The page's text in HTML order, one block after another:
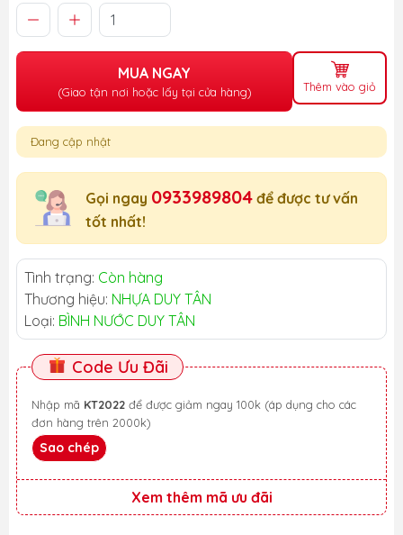
MUA NGAY
(Giao tận nơi hoặc lấy tại cửa hàng) Thêm vào giỏ
Đang cập nhật
Gọi ngay 0933989804 để được tư vấn
tốt nhất!
Tình trạng: Còn hàng
Thương hiệu: NHỰA DUY TÂN
Loại: BÌNH NƯỚC DUY TÂN
Code Ưu Đãi
Nhập mã KT2022
đơn hàng trên 2000k)
Sao chép
Xem thêm mã ưu đãi